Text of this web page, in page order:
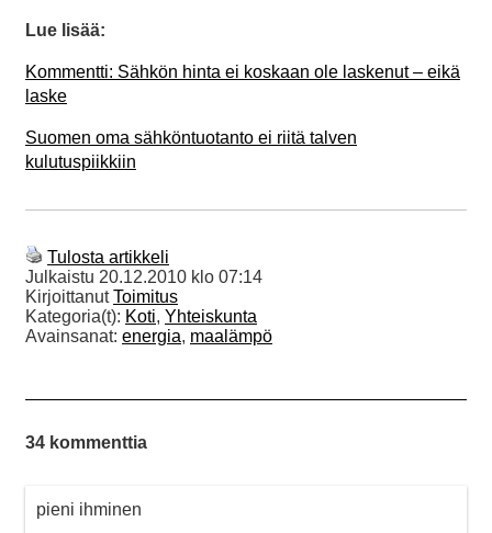
Lue lisää:
Kommentti: Sähkön hinta ei koskaan ole laskenut – eikä
laske
Suomen oma sähköntuotanto ei riitä talven
kulutuspiikkiin
Tulosta artikkeli
Julkaistu 20.12.2010 klo 07:14
KirjoittanutToimitus
Kategoria(t): Koti, Yhteiskunta
Avainsanat: energia, maalämpö
34 kommenttia
pieni ihminen